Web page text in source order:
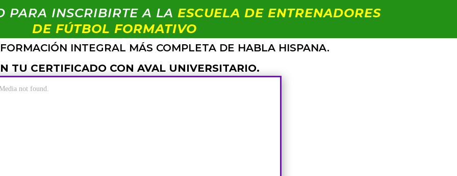
PARA INSCRIBIRTE A LA ESCUELA DE ENTRENADORES
DE FÚTBOL FORMATIVO
INTEGRAL MÁS COMPLETA DE HABLA HISPANA.
TU CERTIFICADO CON AVAL UNIVERSITARIO.